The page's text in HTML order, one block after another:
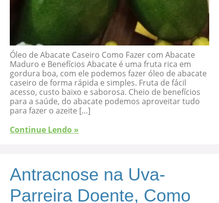
Óleo de Abacate Caseiro Como Fazer com Abacate
Maduro e Benefícios Abacate é uma fruta rica em
gordura boa, com ele podemos fazer óleo de abacate
caseiro de forma rápida e simples. Fruta de fácil
acesso, custo baixo e saborosa. Cheio de benefícios
para a saúde, do abacate podemos aproveitar tudo
para fazer o azeite […]
Continue Lendo »
Antracnose na Uva-
Parreira Doente, Como